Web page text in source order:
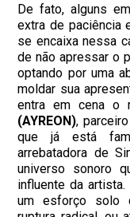
De fato, alguns
extra de paciência
se encaixa nessa
de não apressar o
optando por uma
moldar sua
entra em cena o
(AYREON),
que já está
arrebatadora de
universo sonoro
influente da
um esforço solo